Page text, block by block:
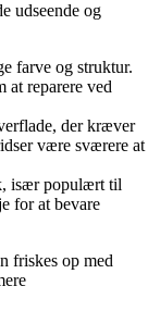
udseende og
farve og struktur.
reparere ved
der kræver
være sværere at
især populært til
for at bevare
friskes op med